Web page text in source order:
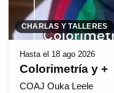
CHARLAS Y TALLERES
Hasta el 18 ago 2026
Colorimetría y +
COAJ Ouka Leele